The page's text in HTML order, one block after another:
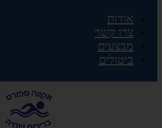
אודות
צרו קשר
מבצעים
ביטולים